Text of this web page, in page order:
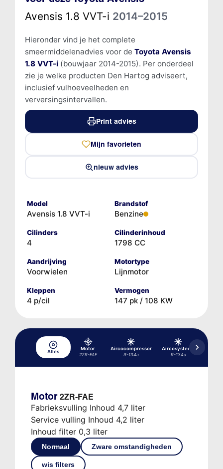
Avensis 1.8 VVT-i 2014–2015
Hieronder vind je het complete
smeermiddelenadvies voor de Toyota Avensis
1.8 VVT-i(bouwjaar 2014-2015). Per onderdeel
zie je welke producten Den Hartog adviseert,
inclusief vulhoeveelheden en
verversingsintervallen.
Print advies
Mijn favorieten
nieuw advies
Model
Avensis 1.8 VVT-i
Brandstof
Benzine
Cilinders
4
Cilinderinhoud
1798 CC
Aandrijving
Voorwielen
Motortype
Lijnmotor
Kleppen
4 p/cil
Vermogen
147 pk / 108 KW
Alles
Motor
2ZR-FAE
Aircocompressor
R-134a
Aircosysteem
R-134a
Motor 2ZR-FAE
Fabrieksvulling Inhoud 4,7 liter
Service vulling Inhoud 4,2 liter
Inhoud filter 0,3 liter
Normaal Zware omstandigheden
wis filters